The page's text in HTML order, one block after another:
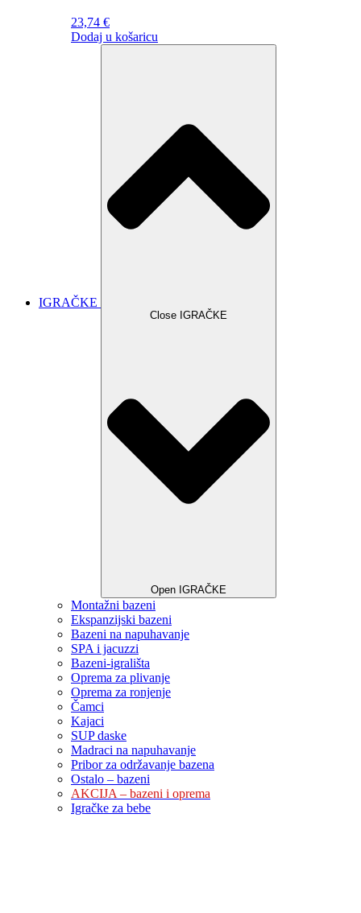
23,74 €
Dodaj u košaricu
IGRAČKE
Close IGRAČKE
Open IGRAČKE
Montažni bazeni
Ekspanzijski bazeni
Bazeni na napuhavanje
SPA i jacuzzi
Bazeni-igrališta
Oprema za plivanje
Oprema za ronjenje
Čamci
Kajaci
SUP daske
Madraci na napuhavanje
Pribor za održavanje bazena
Ostalo – bazeni
AKCIJA – bazeni i oprema
Igračke za bebe